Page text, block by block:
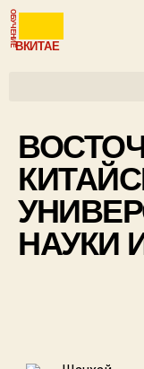
ОБУЧЕНИЕВКИТАЕ
НАУКИ